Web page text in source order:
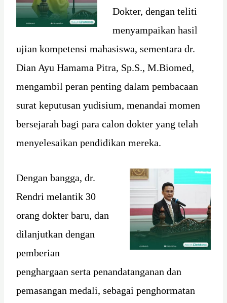
Dokter, dengan teliti
menyampaikan hasil
ujian kompetensi mahasiswa, sementara dr.
Dian Ayu Hamama Pitra, Sp.S., M.Biomed,
mengambil peran penting dalam pembacaan
surat keputusan yudisium, menandai momen
bersejarah bagi para calon dokter yang telah
menyelesaikan pendidikan mereka.
Dengan bangga, dr.
Rendri melantik 30
orang dokter baru, dan
dilanjutkan dengan
pemberian
penghargaan serta penandatanganan dan
pemasangan medali, sebagai penghormatan